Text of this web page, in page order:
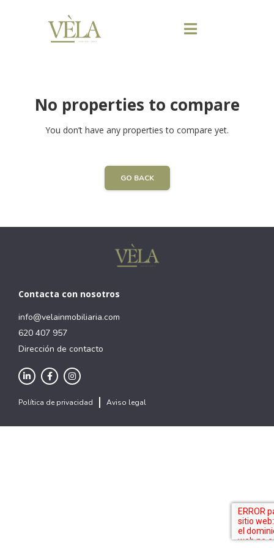
No properties to compare
You don’t have any properties to compare yet.
GO BACK
Contacta con nosotros
info@velainmobiliaria.com
620 407 957
Dirección de contacto
Política de privacidad Aviso legal